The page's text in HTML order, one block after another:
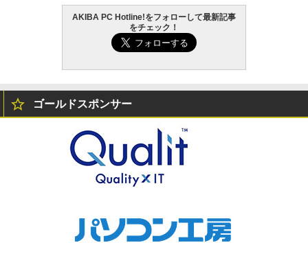
AKIBA PC Hotline!をフォローして最新記事
をチェック！
ゴールドスポンサー